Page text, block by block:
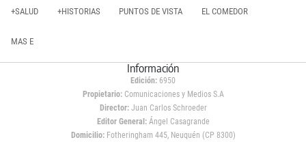
+SALUD +HISTORIAS PUNTOS DE VISTA EL COMEDOR
MAS E
Información
Edición: 6950
Propietario:Comunicaciones y Medios S.A
Director: Juan Carlos Schroeder
Editor General:Ángel Casagrande
Domicilio:Fotheringham 445, Neuquén (CP 8300)